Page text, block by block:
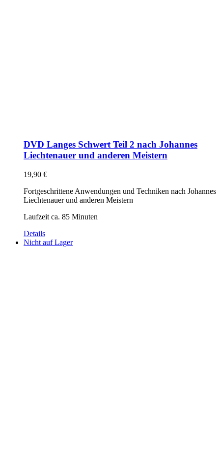
DVD Langes Schwert Teil 2 nach Johannes
Liechtenauer und anderen Meistern
19,90 €
Fortgeschrittene Anwendungen und Techniken nach Johannes
Liechtenauer und anderen Meistern
Laufzeit ca. 85 Minuten
Details
Nicht auf Lager